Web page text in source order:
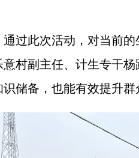
过此次活动，对当前
村副主任、计生专干
储备，也能有效提升